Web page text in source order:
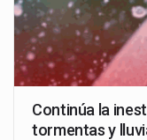
Continúa la
tormentas y